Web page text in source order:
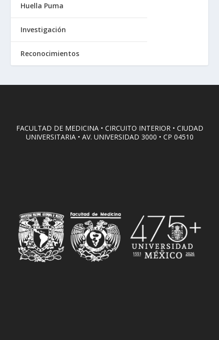
Huella Puma
Investigación
Reconocimientos
FACULTAD DE MEDICINA • CIRCUITO INTERIOR • CIUDAD
UNIVERSITARIA • AV. UNIVERSIDAD 3000 • CP 04510